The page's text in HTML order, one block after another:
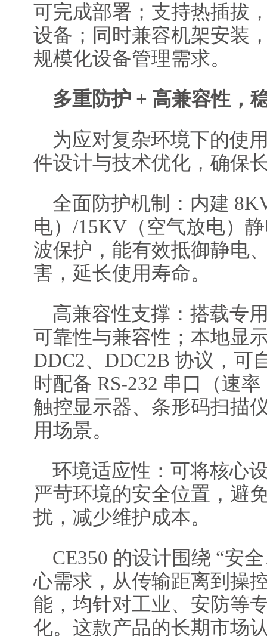
可完成部署；支持热插拔
设备；同时兼容机架安装
规模化设备管理需求。
多重防护 + 高兼容性，
为应对复杂环境下的使
件设计与技术优化，确保
全面防护机制：内建
电）/15KV（空气放电）
波保护，能有效抵御静电
害，延长使用寿命。
高兼容性支撑：搭载专
可靠性与兼容性；本地显
DDC2、DDC2B 协议，可
时配备 RS-232 串口（速
触控显示器、条形码扫描
用场景。
环境适应性：可将核心
严苛环境的安全位置，避
扰，减少维护成本。
CE350 的设计围绕 “安
心需求，从传输距离到操
能，均针对工业、安防等
化。这款产品的长期市场